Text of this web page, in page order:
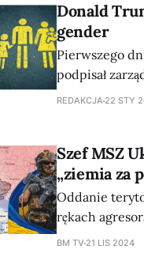
Donald
gender
Pierwszego
podpisał
ekstremizmem
zaprzeczają
REDAKCJA 22 STY
Szef MSZ
„ziemia za
Oddanie
rękach
ucisku –
BM TV 21 LIS 2024